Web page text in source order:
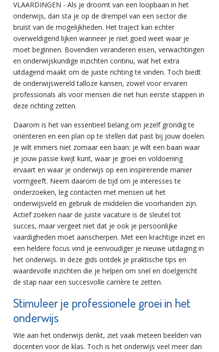
VLAARDINGEN - Als je droomt van een loopbaan in het
onderwijs, dan sta je op de drempel van een sector die
bruist van de mogelijkheden. Het traject kan echter
overweldigend lijken wanneer je niet goed weet waar je
moet beginnen. Bovendien veranderen eisen, verwachtingen
en onderwijskundige inzichten continu, wat het extra
uitdagend maakt om de juiste richting te vinden. Toch biedt
de onderwijswereld talloze kansen, zowel voor ervaren
professionals als voor mensen die net hun eerste stappen in
deze richting zetten.
Daarom is het van essentieel belang om jezelf grondig te
oriënteren en een plan op te stellen dat past bij jouw doelen.
Je wilt immers niet zomaar een baan: je wilt een baan waar
je jouw passie kwijt kunt, waar je groei en voldoening
ervaart en waar je onderwijs op een inspirerende manier
vormgeeft. Neem daarom de tijd om je interesses te
onderzoeken, leg contacten met mensen uit het
onderwijsveld en gebruik de middelen die voorhanden zijn.
Actief zoeken naar de juiste vacature is de sleutel tot
succes, maar vergeet niet dat je ook je persoonlijke
vaardigheden moet aanscherpen. Met een krachtige inzet en
een heldere focus vind je eenvoudiger je nieuwe uitdaging in
het onderwijs. In deze gids ontdek je praktische tips en
waardevolle inzichten die je helpen om snel en doelgericht
de stap naar een succesvolle carrière te zetten.
Stimuleer je professionele groei in het
onderwijs
Wie aan het onderwijs denkt, ziet vaak meteen beelden van
docenten voor de klas. Toch is het onderwijs veel meer dan